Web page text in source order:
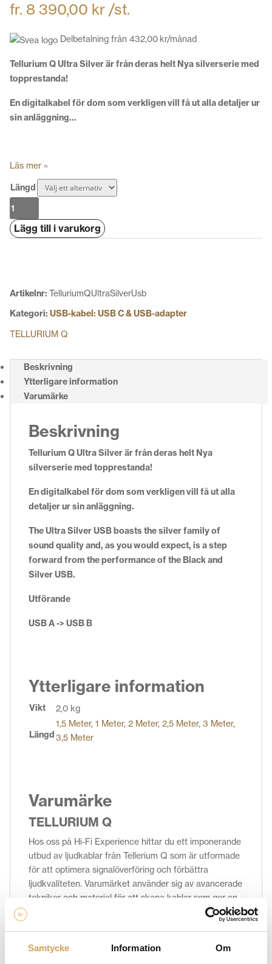
Samtycke Information Om
fr. 8 390,00 kr /st.
Delbetalning från 432,00 kr/månad
Tellurium Q Ultra Silver är från deras helt Nya silverserie med
topprestanda!
En digitalkabel för dom som verkligen vill få ut alla detaljer ur
sin anläggning…
Läs mer »
Längd
Tellurium
Q
Ultra
Lägg till i varukorg
Artikelnr: TelluriumQUltraSilverUsb
Kategori: USB-kabel: USB C & USB-adapter
TELLURIUM Q
Beskrivning
Ytterligare information
Varumärke
Beskrivning
Tellurium Q Ultra Silver är från deras helt Nya
silverserie med topprestanda!
En digitalkabel för dom som verkligen vill få ut alla
detaljer ur sin anläggning.
The Ultra Silver USB boasts the silver family of
sound quality and, as you would expect, is a step
forward from the performance of the Black and
Silver USB.
Utförande
USB A -> USB B
Ytterligare information
Vikt 2,0 kg
Längd
1,5 Meter, 1 Meter, 2 Meter, 2,5 Meter, 3 Meter,
3,5 Meter
Varumärke
TELLURIUM Q
Hos oss på Hi-Fi Experience hittar du ett imponerande
utbud av ljudkablar från Tellerium Q som är utformade
för att optimera signalöverföring och förbättra
ljudkvaliteten. Varumärket använder sig av avancerade
tekniker och material för att skapa kablar som ger en
ren, balanserad och exakt ljudåtergivning. Med deras
förbättrad ljudupplevelse med bättre detaljer, klarhet